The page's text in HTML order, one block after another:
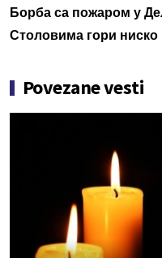
Борба са пожаром у
Столовима гори
Povezane vesti